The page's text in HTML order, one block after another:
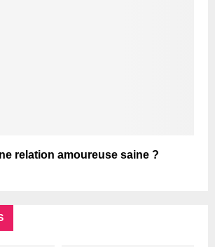
relation amoureuse saine ?